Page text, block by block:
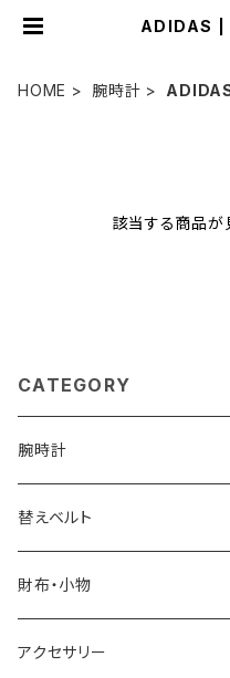
ADIDAS
HOME 腕時計
該当する商品が
CATEGORY
腕時計
ELGIN
SALVATORE MARRA
CASIO
替えベルト
COACH
DANIEL WELLINGTON
財布・小物
SONNE
アクセサリー